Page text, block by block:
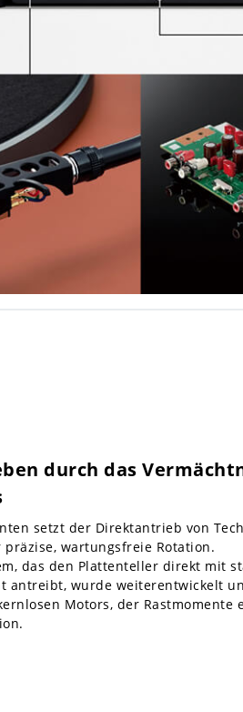
durch das
setzt der Direktantrieb von
wartungsfreie Rotation.
das den Plattenteller direkt mit
antreibt, wurde weiterentwickelt
Motors, der Rastmomente